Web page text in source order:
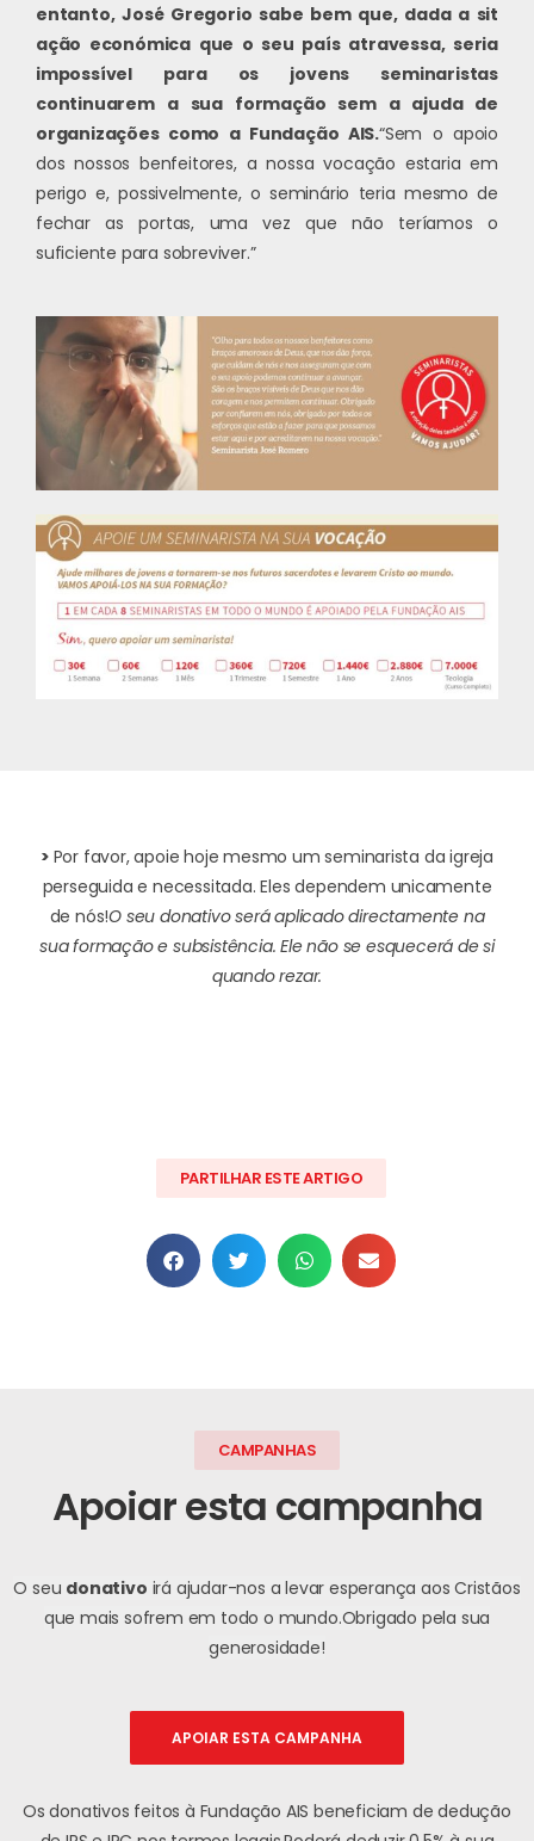
entanto, José Gregorio sabe bem que, dada a sit
ação económica que o seu país atravessa, seria
impossível para os jovens seminaristas
continuarem a sua formação sem a ajuda de
organizações como a Fundação AIS.“Sem o apoio
dos nossos benfeitores, a nossa vocação estaria em
perigo e, possivelmente, o seminário teria mesmo de
fechar as portas, uma vez que não teríamos o
suficiente para sobreviver.”
> Por favor, apoie hoje mesmo um seminarista da igreja
perseguida e necessitada. Eles dependem unicamente
de nós!O seu donativo será aplicado directamente na
sua formação e subsistência. Ele não se esquecerá de si
quando rezar.
PARTILHAR ESTE ARTIGO
CAMPANHAS
Apoiar esta campanha
O seu donativo irá ajudar-nos a levar esperança aos Cristãos
que mais sofrem em todo o mundo.Obrigado pela sua
generosidade!
APOIAR ESTA CAMPANHA
Os donativos feitos à Fundação AIS beneficiam de dedução